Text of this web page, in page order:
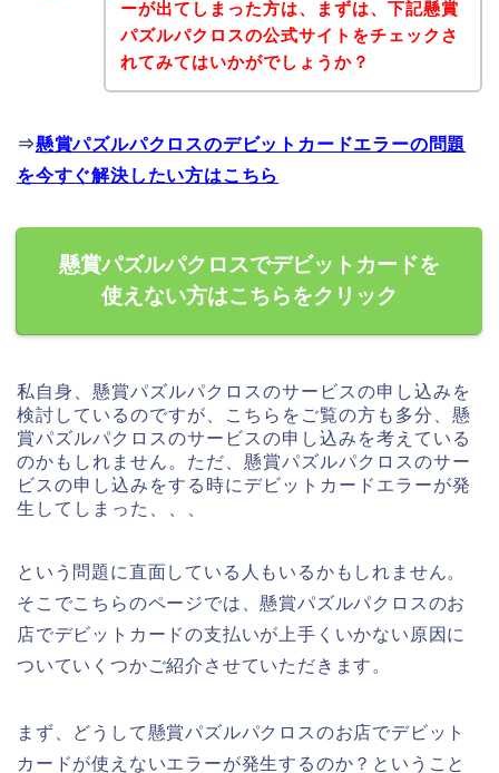
ーが出てしまった方は、まずは、下記懸賞
パズルパクロスの公式サイトをチェックさ
れてみてはいかがでしょうか？
⇒懸賞パズルパクロスのデビットカードエラーの問題
を今すぐ解決したい方はこちら
懸賞パズルパクロスでデビットカードを
使えない方はこちらをクリック
私自身、懸賞パズルパクロスのサービスの申し込みを
検討しているのですが、こちらをご覧の方も多分、懸
賞パズルパクロスのサービスの申し込みを考えている
のかもしれません。ただ、懸賞パズルパクロスのサー
ビスの申し込みをする時にデビットカードエラーが発
生してしまった、、、
という問題に直面している人もいるかもしれません。
そこでこちらのページでは、懸賞パズルパクロスのお
店でデビットカードの支払いが上手くいかない原因に
ついていくつかご紹介させていただきます。
まず、どうして懸賞パズルパクロスのお店でデビット
カードが使えないエラーが発生するのか？ということ